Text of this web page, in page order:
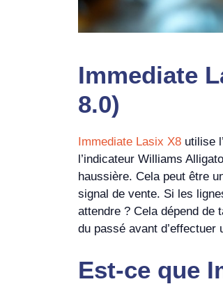
Immediate
8.0)
Immediate Lasix X8 utilise
l’indicateur Williams
haussière. Cela peut être
signal de vente. Si les
attendre ? Cela dépend de
du passé avant d’effectuer
Est-ce que